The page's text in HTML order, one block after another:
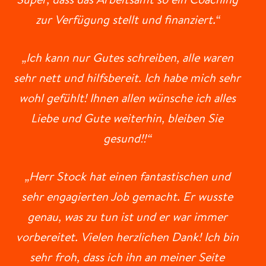
zur Verfügung stellt und finanziert.“
„Ich kann nur Gutes schreiben, alle waren
sehr nett und hilfsbereit. Ich habe mich sehr
wohl gefühlt! Ihnen allen wünsche ich alles
Liebe und Gute weiterhin, bleiben Sie
gesund!!“
„Herr Stock hat einen fantastischen und
sehr engagierten Job gemacht. Er wusste
genau, was zu tun ist und er war immer
vorbereitet. Vielen herzlichen Dank! Ich bin
sehr froh, dass ich ihn an meiner Seite